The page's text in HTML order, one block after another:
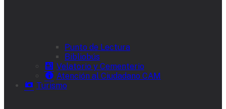
Punto de Lectura
Bibliobús
Velatorio y Cementerio
Atención al Ciudadano CAM
Turismo